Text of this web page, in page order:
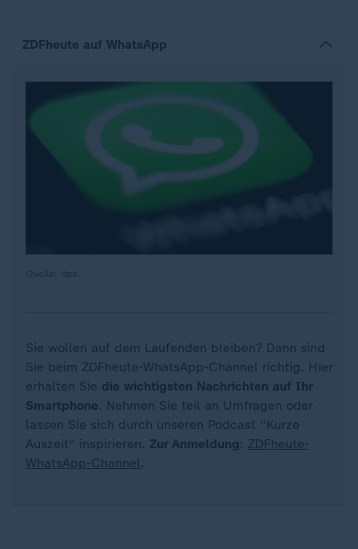
ZDFheute auf WhatsApp
Sie wollen auf dem Laufenden bleiben? Dann sind
Sie beim ZDFheute-WhatsApp-Channel richtig. Hier
erhalten Sie die wichtigsten Nachrichten auf Ihr
Smartphone. Nehmen Sie teil an Umfragen oder
lassen Sie sich durch unseren Podcast "Kurze
Auszeit" inspirieren. Zur Anmeldung : ZDFheute-
WhatsApp-Channel.